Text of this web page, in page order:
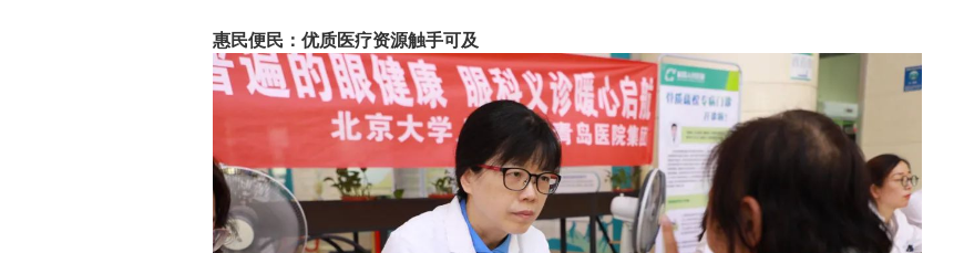
惠民便民：优质医疗资源触手可及